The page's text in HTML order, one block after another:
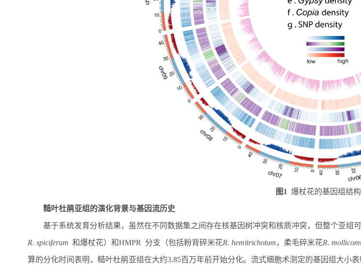
图1 爆杖花的基因组结
糙叶杜鹃亚组的演化背景与基因流历史
基于系统发育分析结果，虽然在不同数据集之间存在核基因树冲突和核质冲突，但整个亚组
R. spiciferum 和爆杖花）和HMPR 分支（包括粉背碎米花R. hemitrichotum，柔毛碎米花R.
算的分化时间表明，糙叶杜鹃亚组在大约3.85百万年前开始分化。流式细胞术测定的基因组大小